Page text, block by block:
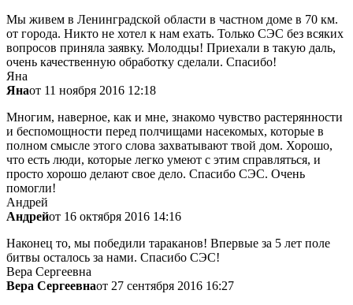
Мы живем в Ленинградской области в частном доме в 70 км.
от города. Никто не хотел к нам ехать. Только СЭС без всяких
вопросов приняла заявку. Молодцы! Приехали в такую даль,
очень качественную обработку сделали. Спасибо!
Яна
Янаот 11 ноября 2016 12:18
Многим, наверное, как и мне, знакомо чувство растерянности
и беспомощности перед полчищами насекомых, которые в
полном смысле этого слова захватывают твой дом. Хорошо,
что есть люди, которые легко умеют с этим справляться, и
просто хорошо делают свое дело. Спасибо СЭС. Очень
помогли!
Андрей
Андрейот 16 октября 2016 14:16
Наконец то, мы победили тараканов! Впервые за 5 лет поле
битвы осталось за нами. Спасибо СЭС!
Вера Сергеевна
Вера Сергеевнаот 27 сентября 2016 16:27